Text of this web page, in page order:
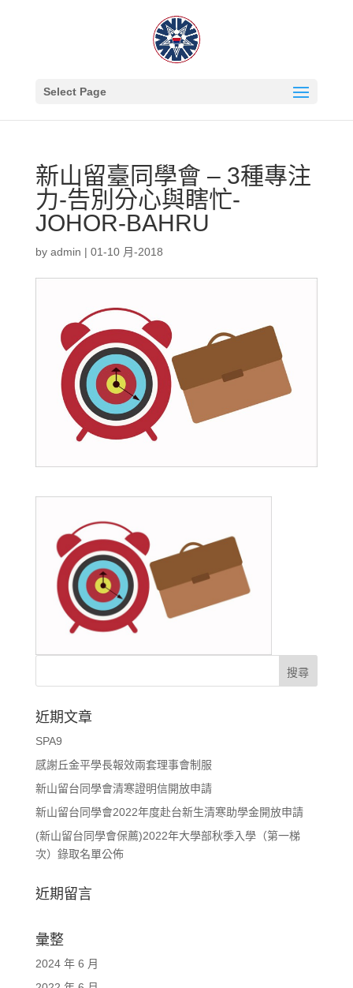
Select Page
新山留臺同學會 – 3種專注
力-告別分心與瞎忙-
JOHOR-BAHRU
by admin | 01-10 月-2018
近期文章
SPA9
感謝丘金平學長報效兩套理事會制服
新山留台同學會清寒證明信開放申請
新山留台同學會2022年度赴台新生清寒助學金開放申請
(新山留台同學會保薦)2022年大學部秋季入學（第一梯
次）錄取名單公佈
近期留言
彙整
2024 年 6 月